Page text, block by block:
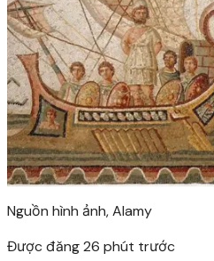
Nguồn hình ảnh,Alamy
Được đăng26 phút trước